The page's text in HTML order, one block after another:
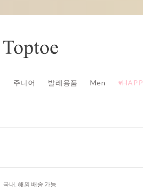
주니어 발레용품 Men
국내, 해외 배송 가능